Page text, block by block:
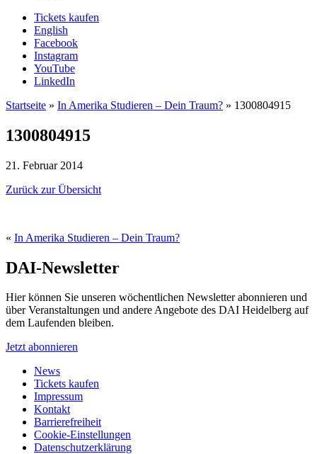
Tickets kaufen
English
Facebook
Instagram
YouTube
LinkedIn
Startseite » In Amerika Studieren – Dein Traum? » 1300804915
1300804915
21. Februar 2014
Zurück zur Übersicht
« In Amerika Studieren – Dein Traum?
DAI-Newsletter
Hier können Sie unseren wöchentlichen Newsletter abonnieren und
über Veranstaltungen und andere Angebote des DAI Heidelberg auf
dem Laufenden bleiben.
Jetzt abonnieren
News
Tickets kaufen
Impressum
Kontakt
Barrierefreiheit
Cookie-Einstellungen
Datenschutzerklärung